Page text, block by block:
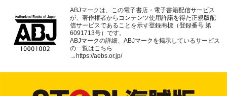
ABJマークは、この電子書店・電子書籍配信サービス
が、著作権者からコンテンツ使用許諾を得た正規版配
信サービスであることを示す登録商標（登録番号 第
6091713号）です。
ABJマークの詳細、ABJマークを掲示しているサービス
の一覧はこちら
→ https://aebs.or.jp/